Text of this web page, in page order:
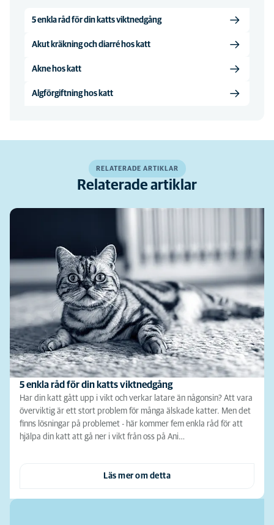
5 enkla råd för din katts viktnedgång
Akut kräkning och diarré hos katt
Akne hos katt
Algförgiftning hos katt
RELATERADE ARTIKLAR
Relaterade artiklar
5 enkla råd för din katts viktnedgång
Har din katt gått upp i vikt och verkar latare än någonsin? Att vara
överviktig är ett stort problem för många älskade katter. Men det
finns lösningar på problemet - här kommer fem enkla råd för att
hjälpa din katt att gå ner i vikt från oss på Ani…
Läs mer om detta